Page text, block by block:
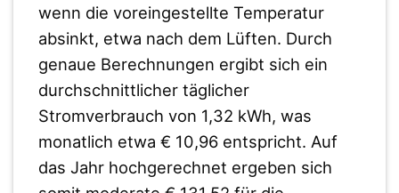
wenn die voreingestellte Temperatur
absinkt, etwa nach dem Lüften. Durch
genaue Berechnungen ergibt sich ein
durchschnittlicher täglicher
Stromverbrauch von 1,32 kWh, was
monatlich etwa € 10,96 entspricht. Auf
das Jahr hochgerechnet ergeben sich